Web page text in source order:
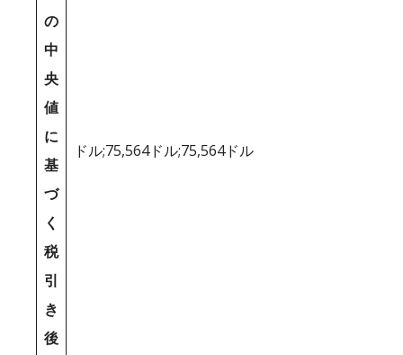
の
中
央
値
に
基
づ
く
税
引
き
後
ドル;75,564ドル;75,564ドル